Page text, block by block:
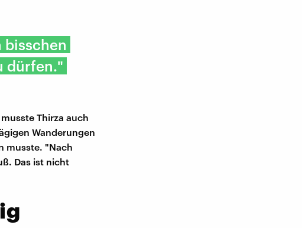
bisschen
dürfen."
Thirza auch
Wanderungen
musste. "Nach
Das ist nicht